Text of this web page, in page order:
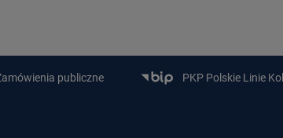
publiczne PKP Polskie Linie